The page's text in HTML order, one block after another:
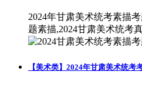
2024年甘肃美术统考素描
题素描,2024甘肃美术统考
【美术类】2024年甘肃美术统考